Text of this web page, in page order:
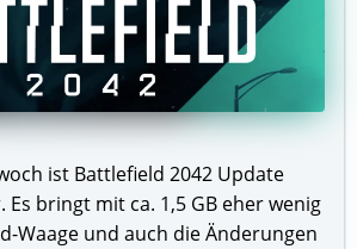
ist Battlefield 2042 Update
Es bringt mit ca. 1,5 GB eher wenig
Waage und auch die Änderungen